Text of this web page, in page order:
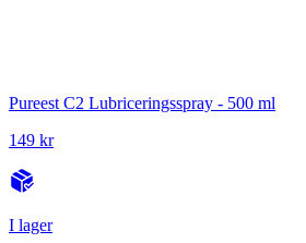
Pureest C2 Lubriceringsspray - 500 ml
149 kr
I lager